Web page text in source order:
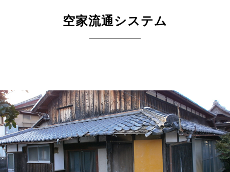
空家流通システム